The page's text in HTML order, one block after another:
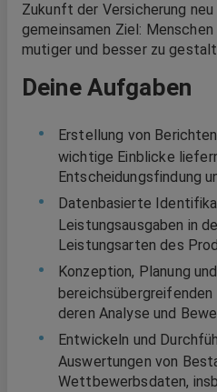
Zukunft der Versicherung
gemeinsamen Ziel:
mutiger und besser zu
Deine Aufgaben
Erstellung von
wichtige Einblicke
Entscheidungsfindung
Datenbasierte
Leistungsausgaben in
Leistungsarten des
Konzeption, Planung
deren Analyse und
Entwickeln und
Auswertungen von
Wettbewerbsdaten,